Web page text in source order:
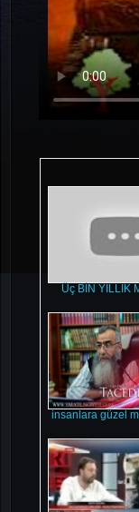
Üç BİN YILLIK
insanlara güzel